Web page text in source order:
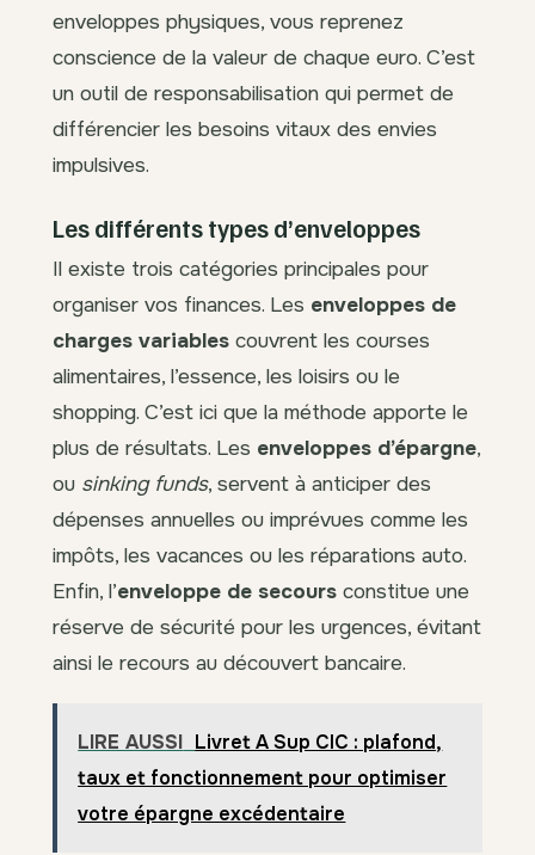
enveloppes physiques, vous reprenez
conscience de la valeur de chaque euro. C’est
un outil de responsabilisation qui permet de
différencier les besoins vitaux des envies
impulsives.
Les différents types d’enveloppes
Il existe trois catégories principales pour
organiser vos finances. Les enveloppes de
charges variables couvrent les courses
alimentaires, l’essence, les loisirs ou le
shopping. C’est ici que la méthode apporte le
plus de résultats. Les enveloppes d’épargne,
ou sinking funds, servent à anticiper des
dépenses annuelles ou imprévues comme les
impôts, les vacances ou les réparations auto.
Enfin, l’enveloppe de secours constitue une
réserve de sécurité pour les urgences, évitant
ainsi le recours au découvert bancaire.
LIRE AUSSI Livret A Sup CIC : plafond,
taux et fonctionnement pour optimiser
votre épargne excédentaire